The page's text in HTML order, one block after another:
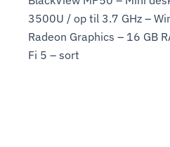
3500U / op til 3.7 GHz –
Radeon Graphics – 16 GB
Fi 5 – sort